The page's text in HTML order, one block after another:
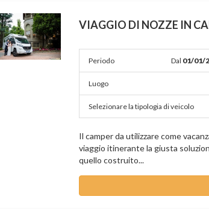
VIAGGIO DI NOZZE IN
Periodo Dal 01/01/
Luogo
Selezionare la tipologia di veicolo
Il camper da utilizzare come
viaggio itinerante la giusta
quello costruito...